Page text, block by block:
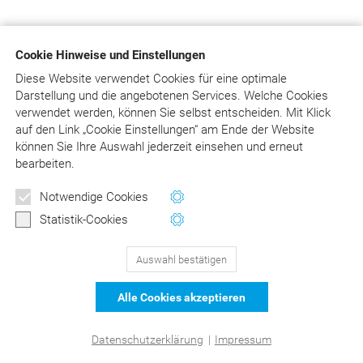
Cookie Hinweise und Einstellungen
Diese Website verwendet Cookies für eine optimale
Darstellung und die angebotenen Services. Welche Cookies
verwendet werden, können Sie selbst entscheiden. Mit Klick
aufden Link „Cookie Einstellungen“ am Ende der Website
können Sie Ihre Auswahl jederzeit einsehen und erneut
bearbeiten.
Notwendige Cookies
Statistik-Cookies
Auswahl bestätigen
Alle Cookies akzeptieren
Datenschutzerklärung | Impressum